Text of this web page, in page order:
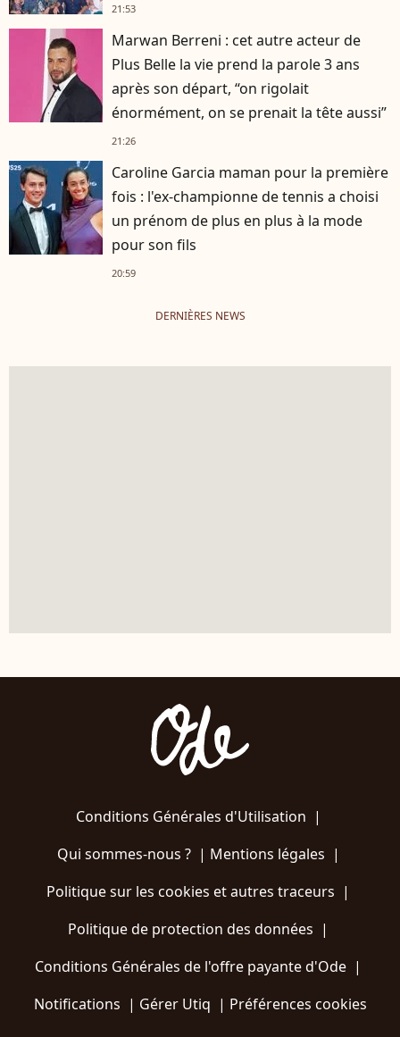
21:53
Marwan Berreni : cet autre acteur de
Plus Belle la vie prend la parole 3 ans
après son départ, “on rigolait
énormément, on se prenait la tête aussi”
21:26
Caroline Garcia maman pour la première
fois : l'ex-championne de tennis a choisi
un prénom de plus en plus à la mode
pour son fils
20:59
DERNIÈRES NEWS
Conditions Générales d'Utilisation |
Qui sommes-nous ?| Mentions légales |
Politique sur les cookies et autres traceurs |
Politique de protection des données |
Conditions Générales de l'offre payante d'Ode |
Notifications | Gérer Utiq | Préférences cookies